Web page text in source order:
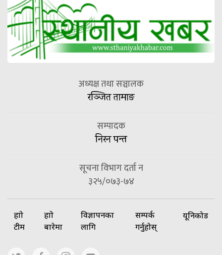
अध्यक्ष तथा सञ्चालक
रञ्जित तामाङ
सम्पादक
निरन पन्त
सूचना विभाग दर्ता न
३२५/०७३-७४
हाम्रो
टीम
हाम्रो
बारेमा
विज्ञापनका
लागि
सम्पर्क
गर्नुहोस्
यूनिकोड